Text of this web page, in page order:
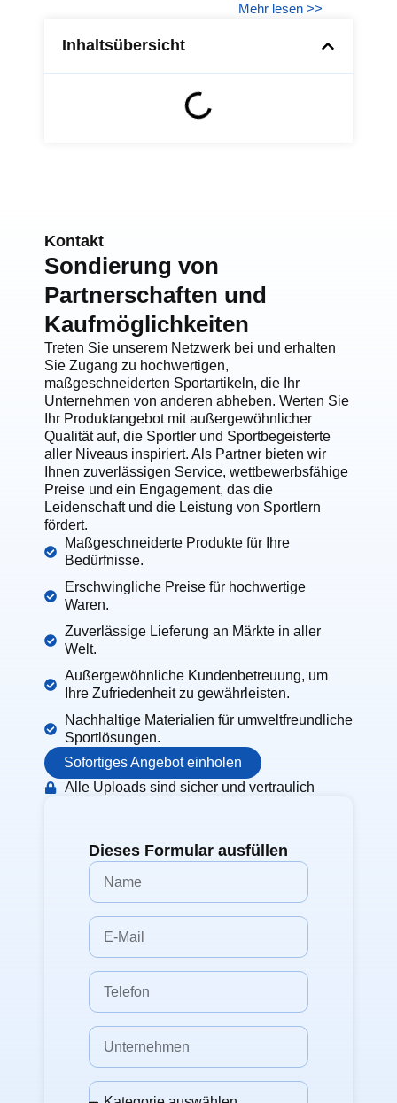
Mehr lesen >>
Inhaltsübersicht
Kontakt
Sondierung von
Partnerschaften und
Kaufmöglichkeiten
Treten Sie unserem Netzwerk bei und erhalten
Sie Zugang zu hochwertigen,
maßgeschneiderten Sportartikeln, die Ihr
Unternehmen von anderen abheben. Werten Sie
Ihr Produktangebot mit außergewöhnlicher
Qualität auf, die Sportler und Sportbegeisterte
aller Niveaus inspiriert. Als Partner bieten wir
Ihnen zuverlässigen Service, wettbewerbsfähige
Preise und ein Engagement, das die
Leidenschaft und die Leistung von Sportlern
fördert.
Maßgeschneiderte Produkte für Ihre
Bedürfnisse.
Erschwingliche Preise für hochwertige
Waren.
Zuverlässige Lieferung an Märkte in aller
Welt.
Außergewöhnliche Kundenbetreuung, um
Ihre Zufriedenheit zu gewährleisten.
Nachhaltige Materialien für umweltfreundliche
Sportlösungen.
Sofortiges Angebot einholen
Alle Uploads sind sicher und vertraulich
Dieses Formular ausfüllen